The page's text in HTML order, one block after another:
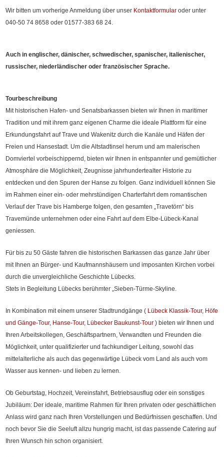
Wir bitten um vorherige Anmeldung über unser Kontaktformular oder unter
040-50 74 8658 oder 01577-383 68 24.
Auch in englischer, dänischer, schwedischer, spanischer, italienischer,
russischer, niederländischer oder französischer Sprache.
Tourbeschreibung
Mit historischen Hafen- und Senatsbarkassen bieten wir Ihnen in maritimer
Tradition und mit ihrem ganz eigenen Charme die ideale Plattform für eine
Erkundungsfahrt auf Trave und Wakenitz durch die Kanäle und Häfen der
Freien und Hansestadt. Um die Altstadtinsel herum und am malerischen
Domviertel vorbeischippernd, bieten wir Ihnen in entspannter und gemütlicher
Atmosphäre die Möglichkeit, Zeugnisse jahrhundertealter Historie zu
entdecken und den Spuren der Hanse zu folgen. Ganz individuell können Sie
im Rahmen einer ein- oder mehrstündigen Charterfahrt dem romantischen
Verlauf der Trave bis Hamberge folgen, den gesamten „Travetörn“ bis
Travemünde unternehmen oder eine Fahrt auf dem Elbe-Lübeck-Kanal
geniessen.
Für bis zu 50 Gäste fahren die historischen Barkassen das ganze Jahr über
mit Ihnen an Bürger- und Kaufmannshäusern und imposanten Kirchen vorbei
durch die unvergleichliche Geschichte Lübecks.
Stets in Begleitung Lübecks berühmter „Sieben-Türme-Skyline.
In Kombination mit einem unserer Stadtrundgänge ( Lübeck Klassik-Tour, Höfe
und Gänge-Tour, Hanse-Tour, Lübecker Baukunst-Tour ) bieten wir Ihnen und
Ihren Arbeitskollegen, Geschäftspartnern, Verwandten und Freunden die
Möglichkeit, unter qualifizierter und fachkundiger Leitung, sowohl das
mittelalterliche als auch das gegenwärtige Lübeck vom Land als auch vom
Wasser aus kennen- und lieben zu lernen.
Ob Geburtstag, Hochzeit, Vereinsfahrt, Betriebsausflug oder ein sonstiges
Jubiläum: Der ideale, maritime Rahmen für Ihren privaten oder geschäftlichen
Anlass wird ganz nach Ihren Vorstellungen und Bedürfnissen geschaffen. Und
noch bevor Sie die Seeluft allzu hungrig macht, ist das passende Catering auf
Ihren Wunsch hin schon organisiert.